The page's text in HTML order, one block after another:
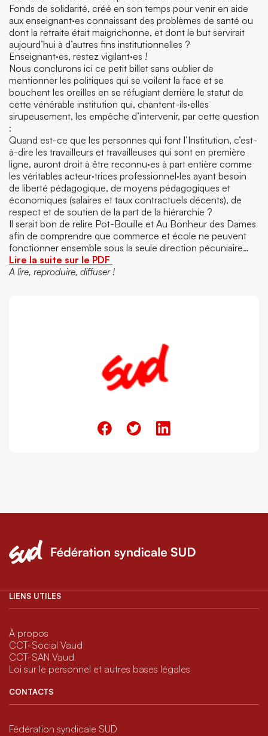
Fonds de solidarité, créé en son temps pour venir en aide
aux enseignant·es connaissant des problèmes de santé ou
dont la retraite était maigrichonne, et dont le but servirait
aujourd’hui à d’autres fins institutionnelles ?
Enseignant·es, restez vigilant·es !
Nous conclurons ici ce petit billet sans oublier de
mentionner les politiques qui se voilent la face et se
bouchent les oreilles en se réfugiant derrière le statut de
cette vénérable institution qui, chantent-ils·elles
sirupeusement, les empêche d’intervenir, par cette question
:
Quand est-ce que les personnes qui font l’Institution, c’est-
à-dire les travailleurs et travailleuses qui sont en première
ligne, auront droit à être reconnu·es à part entière comme
les véritables acteur·trices professionnel·les ayant besoin
de liberté pédagogique, de moyens pédagogiques et
économiques (salaires et taux contractuels décents), de
respect et de soutien de la part de la hiérarchie ?
Il serait bon de relire Pot-Bouille et Au Bonheur des Dames
afin de comprendre que commerce et école ne peuvent
fonctionner ensemble sous la seule direction pécuniaire…
Lire la suite sur le PDF
A lire, reproduire, diffuser !
LIENS UTILES
À propos
CCT-Social Vaud
CCT-SAN Vaud
Loi sur le personnel et autres bases légales
CONTACTS
Fédération syndicale SUD